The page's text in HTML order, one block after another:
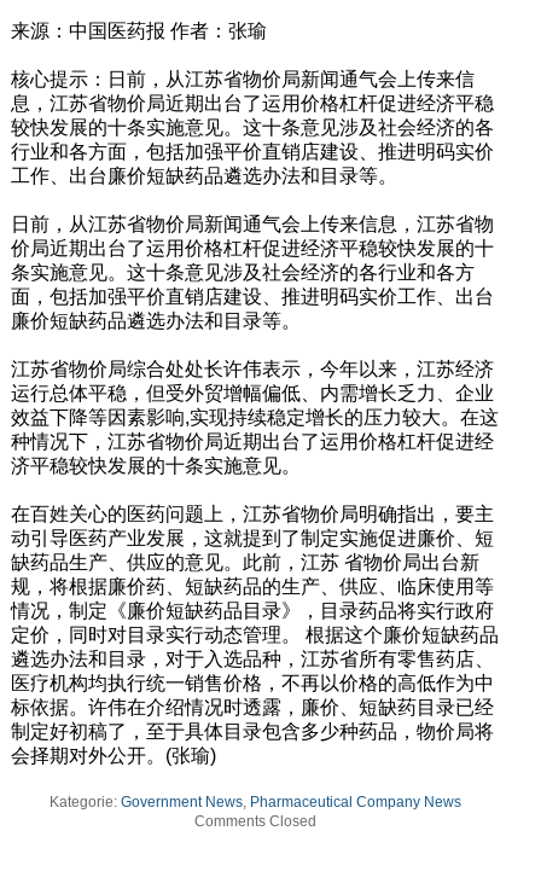
来源：中国医药报 作者：张瑜
核心提示：日前，从江苏省物价局新闻通气会上传来信
息，江苏省物价局近期出台了运用价格杠杆促进经济平稳
较快发展的十条实施意见。这十条意见涉及社会经济的各
行业和各方面，包括加强平价直销店建设、推进明码实价
工作、出台廉价短缺药品遴选办法和目录等。
日前，从江苏省物价局新闻通气会上传来信息，江苏省物
价局近期出台了运用价格杠杆促进经济平稳较快发展的十
条实施意见。这十条意见涉及社会经济的各行业和各方
面，包括加强平价直销店建设、推进明码实价工作、出台
廉价短缺药品遴选办法和目录等。
江苏省物价局综合处处长许伟表示，今年以来，江苏经济
运行总体平稳，但受外贸增幅偏低、内需增长乏力、企业
效益下降等因素影响,实现持续稳定增长的压力较大。在这
种情况下，江苏省物价局近期出台了运用价格杠杆促进经
济平稳较快发展的十条实施意见。
在百姓关心的医药问题上，江苏省物价局明确指出，要主
动引导医药产业发展，这就提到了制定实施促进廉价、短
缺药品生产、供应的意见。此前，江苏 省物价局出台新
规，将根据廉价药、短缺药品的生产、供应、临床使用等
情况，制定《廉价短缺药品目录》，目录药品将实行政府
定价，同时对目录实行动态管理。 根据这个廉价短缺药品
遴选办法和目录，对于入选品种，江苏省所有零售药店、
医疗机构均执行统一销售价格，不再以价格的高低作为中
标依据。许伟在介绍情况时透露，廉价、短缺药目录已经
制定好初稿了，至于具体目录包含多少种药品，物价局将
会择期对外公开。(张瑜)
Kategorie:Government News, Pharmaceutical Company News
Comments Closed